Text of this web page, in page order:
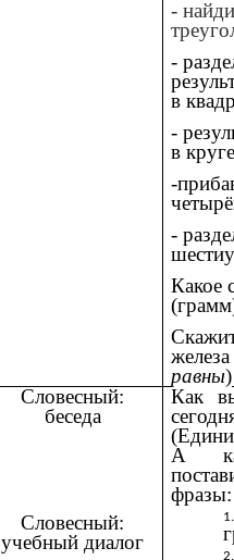
-
-
в
-
в
-
-
Какое
равны)
Словесный:
беседа
Словесный:
учебный диалог
Как
А
фразы: